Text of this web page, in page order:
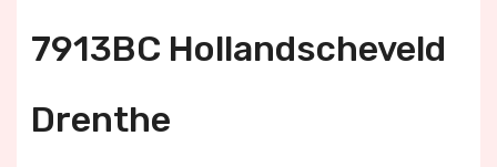
7913BC Hollandscheveld
Drenthe